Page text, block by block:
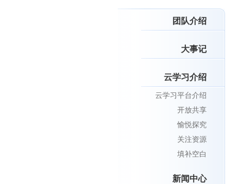
团队介绍
大事记
云学习介绍
云学习平台介绍
开放共享
愉悦探究
关注资源
填补空白
新闻中心